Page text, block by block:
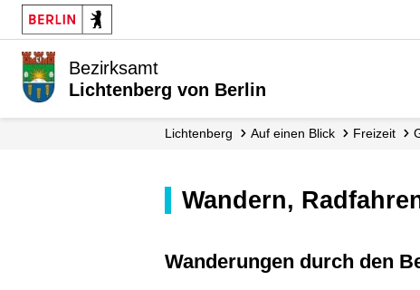
Bezirksamt
Lichtenberg von Berlin
Lichtenberg Auf einen Blick Freizeit
Wandern,
Wanderungen durch den